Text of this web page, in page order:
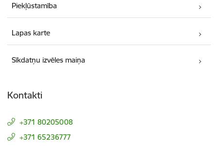
Piekļūstamība
Lapas karte
Sīkdatņu izvēles maiņa
Kontakti
+371 80205008
+371 65236777